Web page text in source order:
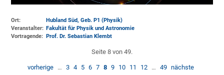
Ort:
Hubland Süd, Geb. P1 (Physik)
Veranstalter: Fakultät für Physik und Astronomie
Vortragende: Prof. Dr. Sebastian Klembt
Seite 8 von 49.
vorherige … 3 4 5 6 7 8 9 10 11 12 … 49 nächste